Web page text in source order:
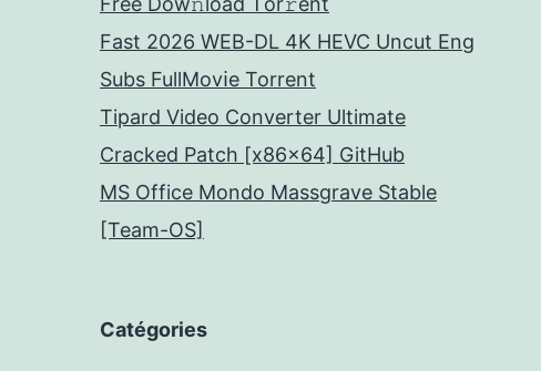
Fast 2026 WEB-DL 4K HEVC Uncut Eng
Subs FullMov𝗂e Torrent
Tipard Video Converter Ultimate
Cracked Patch [x86x64] GitHub
MS Office Mondo Massgrave Stable
[Team-OS]
Catégories